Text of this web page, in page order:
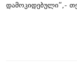
დამოკიდებული“,-